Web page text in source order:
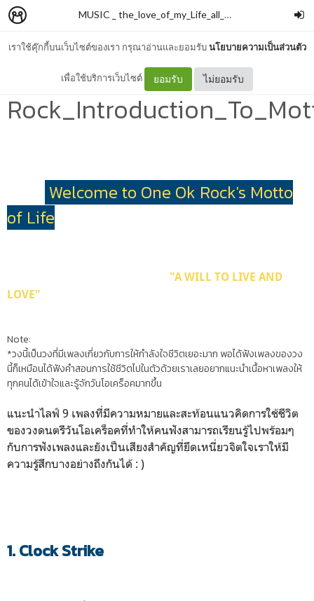
เราใช้คุ๊กกี้บนเว็บไซต์ของเรา กรุณาอ่านและยอมรับนโยบายความเป็นส่วนตัว
เพื่อใช้บริการเว็บไซต์ ยอมรับ ไม่ยอมรับ
MUSIC _ the_love_of_my_Life_all_along.mp3
One Ok
Welcome to One Ok Rock's Motto
of Life
"A WILL TO LIVE AND
LOVE"
Note:
*วงนี้เป็นวงที่มีเพลงเกี่ยวกับการให้กำลังใจชีวิตเยอะมาก พอได้ฟังเพลงของวง
นี้ก็เหมือนได้ฟังคำสอนการใช้ชีวิตไปในตัวด้วยเราเลยอยากแนะนำเนื้อหาเพลงให้
ทุกคนได้เข้าใจและรู้จักวันโอเคร็อคมากขึ้น
แนะนำไลฟ์ 9 เพลงที่มีความหมายและสะท้อนแนวคิดการใช้ชีวิต
ของวงดนตรีวันโอเคร็อคที่ทำให้คนฟังสามารถเรียนรู้ไปพร้อมๆ
กับการฟังเพลงและยังเป็นเสียงสำคัญที่ยึดเหนี่ยวจิตใจเราให้มี
ความรู้สึกบางอย่างถึงกันได้ : )
1. Clock Strike